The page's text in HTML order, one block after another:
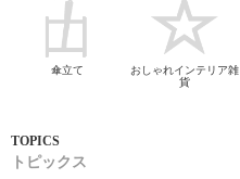
傘立て
おしゃれインテリア雑
貨
トピックス